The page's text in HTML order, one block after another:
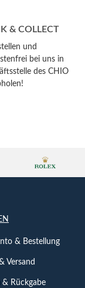
& COLLECT
und
bei uns in
des CHIO
& Bestellung
Versand
Rückgabe